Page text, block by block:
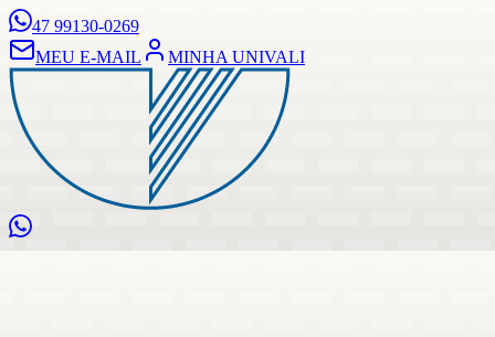
47 99130-0269
MEU E-MAIL
MINHA UNIVALI